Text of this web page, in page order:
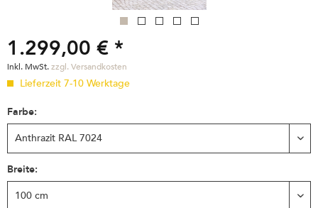
1.299,00 € *
inkl. MwSt.zzgl. Versandkosten
Lieferzeit 7-10 Werktage
Farbe:
Breite: